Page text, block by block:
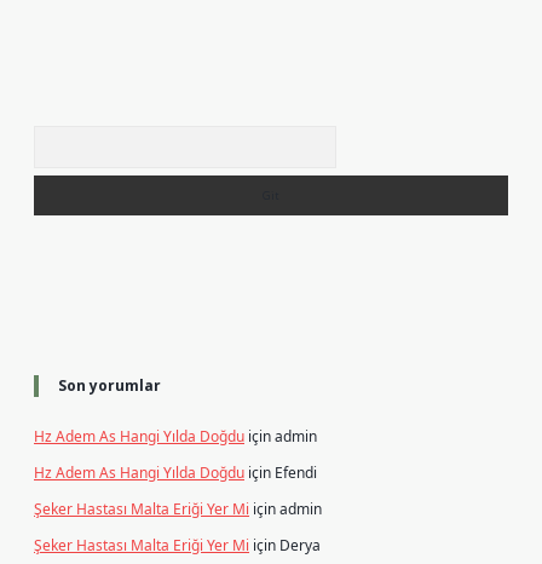
Son yorumlar
Hz Adem As Hangi Yılda Doğdu içinadmin
Hz Adem As Hangi Yılda Doğdu için Efendi
Şeker Hastası Malta Eriği Yer Mi içinadmin
Şeker Hastası Malta Eriği Yer Mi için Derya